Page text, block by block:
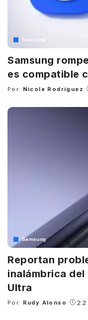
Samsung
Samsung
es compatible
Posted
Por: Nicole Rodríguez
Samsung
Reportan
inalámbrica del
Ultra
Posted
Por: Rudy Alonso